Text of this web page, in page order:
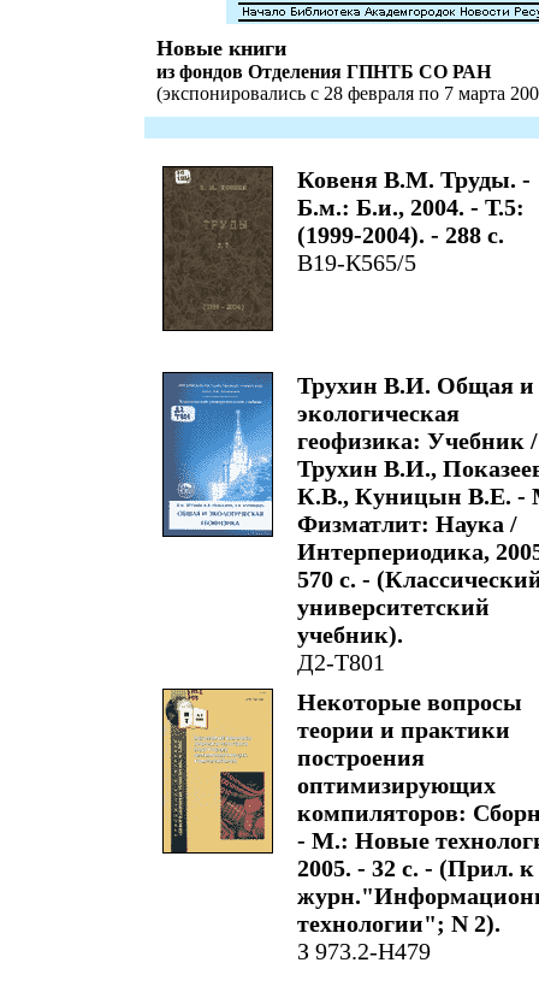
Новые книги
из фондов Отделения ГПНТБ СО РАН
(экспонировались с 28 февраля по 7 марта
Ковеня В.М. Труды. -
Б.м.: Б.и., 2004. - Т.5:
(1999-2004). - 288 с.
В19-К565/5
Трухин В.И. Общая и
экологическая
геофизика: Учебник /
Трухин В.И.,
К.В., Куницын В.Е. -
Физматлит: Наука /
Интерпериодика,
570 с. -
университетский
учебник).
Д2-Т801
Некоторые вопросы
теории и практики
построения
оптимизирующих
компиляторов:
- М.: Новые
2005. - 32 с. - (Прил. к
технологии"; N 2).
З 973.2-Н479